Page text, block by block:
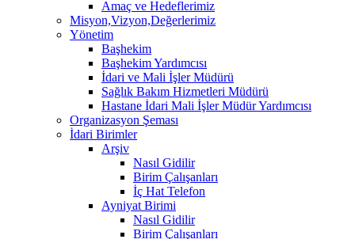
Amaç ve Hedeflerimiz
Misyon,Vizyon,Değerlerimiz
Yönetim
Başhekim
Başhekim Yardımcısı
İdari ve Mali İşler Müdürü
Sağlık Bakım Hizmetleri Müdürü
Hastane İdari Mali İşler Müdür Yardımcısı
Organizasyon Şeması
İdari Birimler
Arşiv
Nasıl Gidilir
Birim Çalışanları
İç Hat Telefon
Ayniyat Birimi
Nasıl Gidilir
Birim Çalışanları